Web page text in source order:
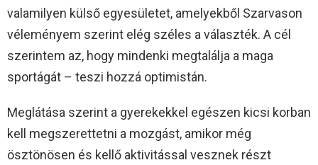
valamilyen külső egyesületet, amelyekből Szarvason
véleményem szerint elég széles a választék. A cél
szerintem az, hogy mindenki megtalálja a maga
sportágát – teszi hozzá optimistán.
Meglátása szerint a gyerekekkel egészen kicsi korban
kell megszerettetni a mozgást, amikor még
ösztönösen és kellő aktivitással vesznek részt